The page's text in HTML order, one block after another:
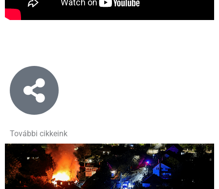
További cikkeink